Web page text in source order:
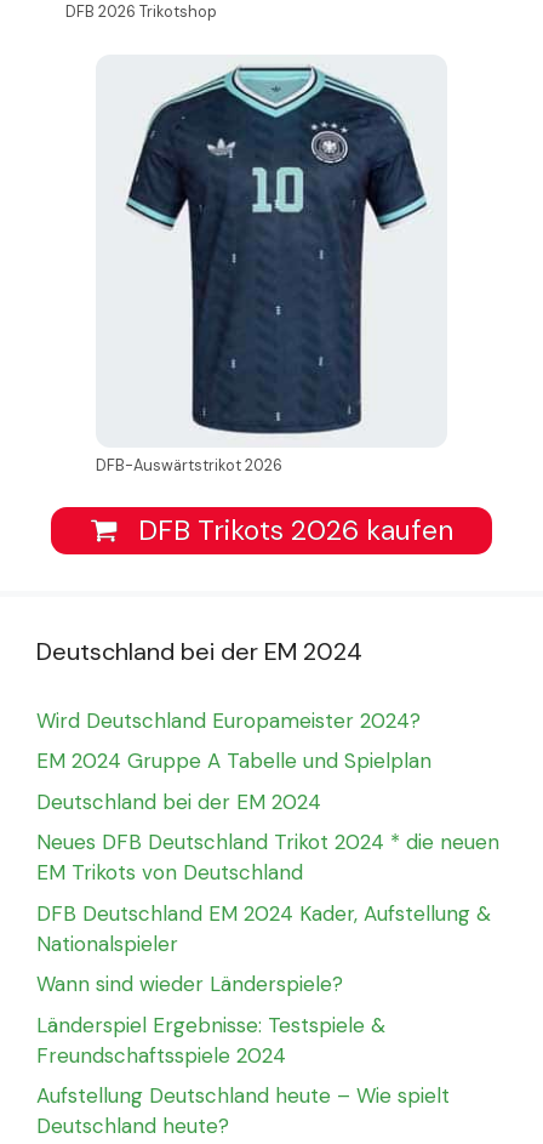
DFB 2026 Trikotshop
DFB-Auswärtstrikot 2026
DFB Trikots 2026 kaufen
Deutschland bei der EM 2024
Wird Deutschland Europameister 2024?
EM 2024 Gruppe A Tabelle und Spielplan
Deutschland bei der EM 2024
Neues DFB Deutschland Trikot 2024 * die neuen
EM Trikots von Deutschland
DFB Deutschland EM 2024 Kader, Aufstellung &
Nationalspieler
Wann sind wieder Länderspiele?
Länderspiel Ergebnisse: Testspiele &
Freundschaftsspiele 2024
Aufstellung Deutschland heute – Wie spielt
Deutschland heute?